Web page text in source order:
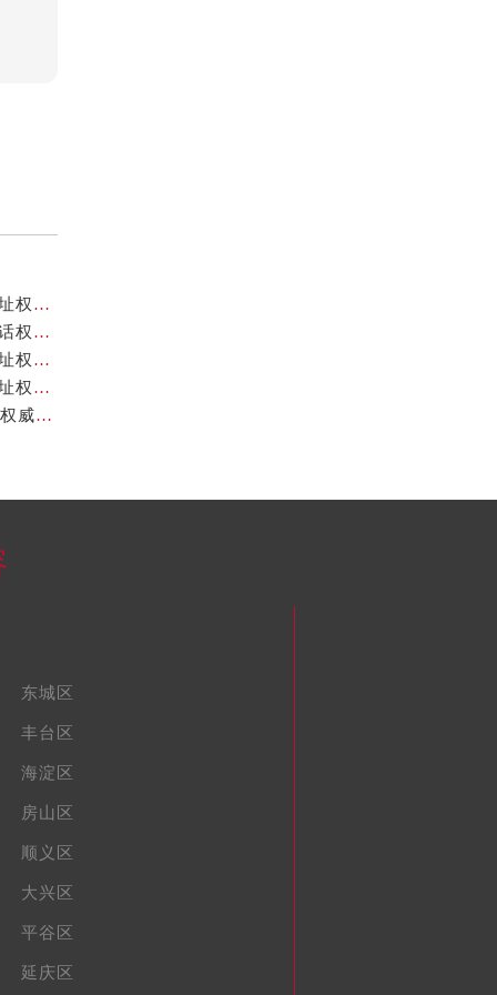
北京卡地亚官方售后服务中心｜全新服务电话及详细地址权威信息公示（2026年7月最新）
北京卡地亚官方售后服务中心｜全部网点地址与售后电话权威信息公示（2026年7月最新）
北京卡地亚官方售后服务中心｜最新热线及完整维修地址权威信息公示（2026年7月最新）
北京卡地亚官方售后服务中心｜服务热线及全部官方地址权威信息公示（2026年7月最新）
北京卡地亚官方售后服务中心｜地址及24小时服务电话权威信息公示（2026年7月最新）
东城区
丰台区
海淀区
房山区
顺义区
大兴区
平谷区
延庆区